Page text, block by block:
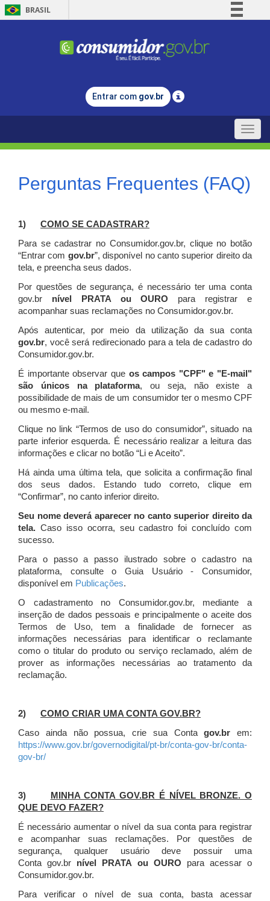
BRASIL
Comunica BR
Legislação
Entrar com gov.br
Toggle
Perguntas Frequentes (FAQ)
1) COMO SE CADASTRAR?
Para se cadastrar no Consumidor.gov.br, clique no botão
“Entrar com gov.br”, disponível no canto superior direito da
tela, e preencha seus dados.
Por questões de segurança, é necessário ter uma conta
gov.br nível PRATA ou OURO para registrar e
acompanhar suas reclamações no Consumidor.gov.br.
Após autenticar, por meio da utilização da sua conta
gov.br, você será redirecionado para a tela de cadastro do
Consumidor.gov.br.
É importante observar que os campos "CPF" e "E-mail"
são únicos na plataforma, ou seja, não existe a
possibilidade de mais de um consumidor ter o mesmo CPF
ou mesmo e-mail.
Clique no link “Termos de uso do consumidor”, situado na
parte inferior esquerda. É necessário realizar a leitura das
informações e clicar no botão “Li e Aceito”.
Há ainda uma última tela, que solicita a confirmação final
dos seus dados. Estando tudo correto, clique em
“Confirmar”, no canto inferior direito.
Seu nome deverá aparecer no canto superior direito da
tela. Caso isso ocorra, seu cadastro foi concluído com
sucesso.
Para o passo a passo ilustrado sobre o cadastro na
plataforma, consulte o Guia Usuário - Consumidor,
disponível em Publicações.
O cadastramento no Consumidor.gov.br, mediante a
inserção de dados pessoais e principalmente o aceite dos
Termos de Uso, tem a finalidade de fornecer as
informações necessárias para identificar o reclamante
como o titular do produto ou serviço reclamado, além de
prover as informações necessárias ao tratamento da
reclamação.
2) COMO CRIAR UMA CONTA GOV.BR?
Caso ainda não possua, crie sua Contagov.br em:
https://www.gov.br/governodigital/pt-br/conta-gov-br/conta-
gov-br/
3)
MINHA CONTA GOV.BR É NÍVEL BRONZE. O
QUE DEVO FAZER?
É necessário aumentar o nível da sua conta para registrar
e acompanhar suas reclamações. Por questões de
segurança, qualquer usuário deve possuir uma
Conta gov.br nível PRATA ou OURO para acessar o
Consumidor.gov.br.
Para verificar o nível de sua conta, basta acessar